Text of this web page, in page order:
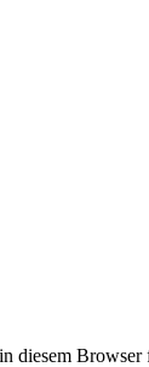
diesem